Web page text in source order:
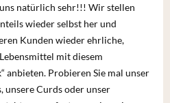
natürlich sehr!!! Wir stellen
wieder selbst her und
Kunden wieder ehrliche,
mit diesem
anbieten. Probieren Sie mal unser
unsere Curds oder unser